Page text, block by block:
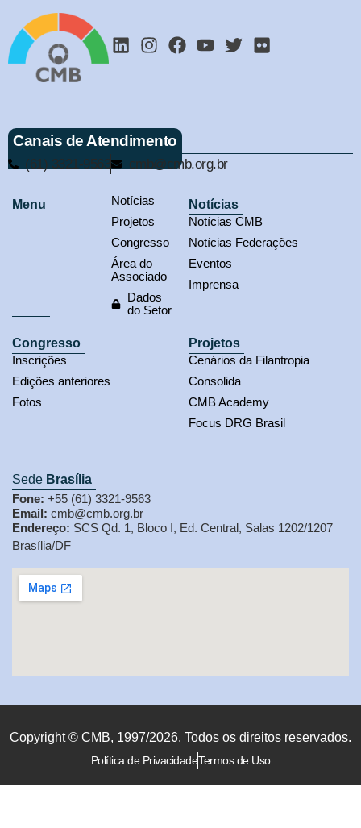
Canais de Atendimento
(61) 3321-9563 cmb@cmb.org.br
Menu
Notícias
Projetos
Congresso
Área do
Associado
Dados
do Setor
Notícias
Notícias CMB
Notícias Federações
Eventos
Imprensa
Congresso
Inscrições
Edições anteriores
Fotos
Projetos
Cenários da Filantropia
Consolida
CMB Academy
Focus DRG Brasil
Sede Brasília
Fone: +55 (61) 3321-9563
Email: cmb@cmb.org.br
Endereço: SCS Qd. 1, Bloco I, Ed. Central, Salas 1202/1207
Brasília/DF
Copyright © CMB, 1997/2026. Todos os direitos reservados.
Política de PrivacidadeTermos de Uso